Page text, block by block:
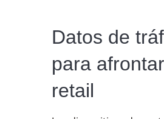
Datos de
para
retail